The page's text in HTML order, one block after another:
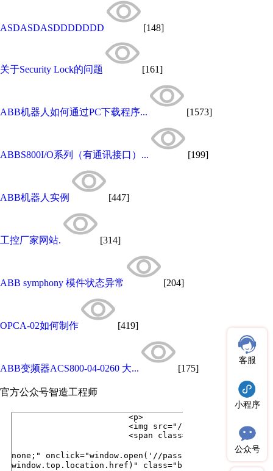
ASDASDASDDDDDDD [148]
关于Security Lock的问题 [161]
ABB机器人如何通过PC下载程序... [1573]
ABBS800I/O系列（有通讯接口）... [199]
ABB机器人实例 [447]
工控厂家网站. [314]
ABB symphony 模件状态异常 [204]
OPCA-02如何制作 [419]
ABB变频器ACS800-04-0260 大... [175]
官方公众号智造工程师
客服
小程序
公众号